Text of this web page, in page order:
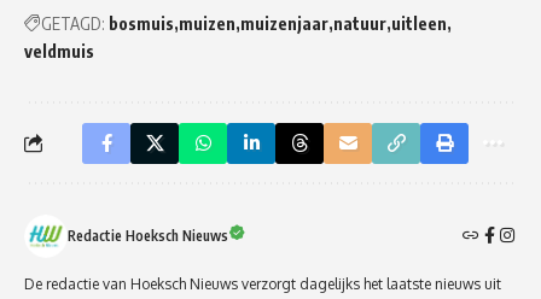
GETAGD: bosmuis muizen muizenjaar natuur uitleen
veldmuis
Redactie Hoeksch Nieuws
De redactie van Hoeksch Nieuws verzorgt dagelijks het laatste nieuws uit